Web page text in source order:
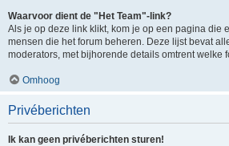
Waarvoor dient de "Het Team"-link?
Als je op deze link klikt, kom je op een pagina die
mensen die het forum beheren. Deze lijst bevat
moderators, met bijhorende details omtrent welke
Omhoog
Privéberichten
Ik kan geen privéberichten sturen!